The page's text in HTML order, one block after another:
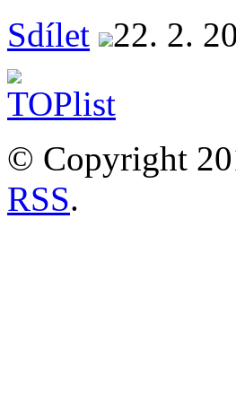
Sdílet
22. 2.
© Copyright
RSS.